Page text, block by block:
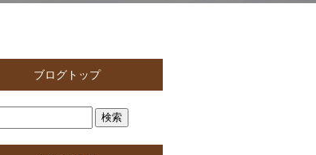
ブログトップ